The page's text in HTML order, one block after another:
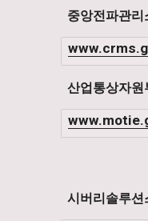
중앙전파관리
산업통상자원
시버리솔루션